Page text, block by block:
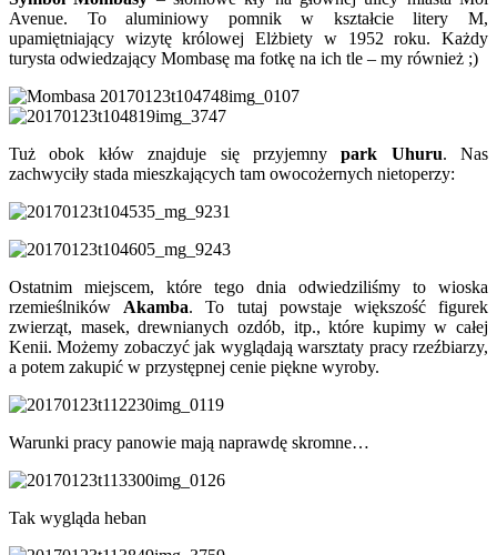
Avenue. To aluminiowy pomnik w kształcie litery M,
upamiętniający wizytę królowej Elżbiety w 1952 roku. Każdy
turysta odwiedzający Mombasę ma fotkę na ich tle – my również ;)
Tuż obok kłów znajduje się przyjemnypark Uhuru. Nas
zachwyciły stada mieszkających tam owocożernych nietoperzy:
Ostatnim miejscem, które tego dnia odwiedziliśmy to wioska
rzemieślników Akamba. To tutaj powstaje większość figurek
zwierząt, masek, drewnianych ozdób, itp., które kupimy w całej
Kenii. Możemy zobaczyć jak wyglądają warsztaty pracy rzeźbiarzy,
a potem zakupić w przystępnej cenie piękne wyroby.
Warunki pracy panowie mają naprawdę skromne…
Tak wygląda heban